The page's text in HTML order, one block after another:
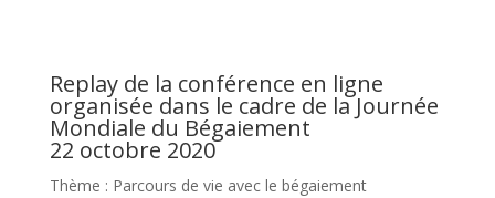
Replay de la conférence en ligne
organisée dans le cadre de la Journée
Mondiale du Bégaiement
22 octobre 2020
Thème : Parcours de vie avec le bégaiement